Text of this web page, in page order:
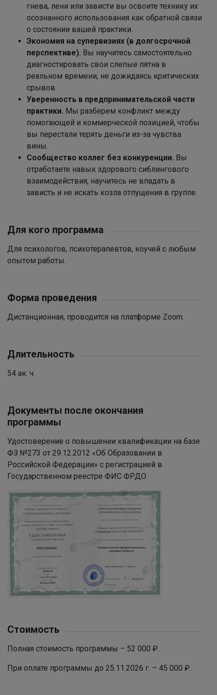
гнева, лени или зависти вы освоите технику их
осознанного использования как обратной связи
о состоянии вашей практики.
Экономия на супервизиях (в долгосрочной
перспективе). Вы научитесь самостоятельно
диагностировать свои слепые пятна в
реальном времени, не дожидаясь критических
срывов.
Уверенность в предпринимательской части
практики. Мы разберем конфликт между
помогающей и коммерческой позицией, чтобы
вы перестали терять деньги из-за чувства
вины.
Сообщество коллег без конкуренции. Вы
отработаете навык здорового сиблингового
взаимодействия, научитесь не впадать в
зависть и не искать козла отпущения в группе.
Для кого программа
Для психологов, психотерапевтов, коучей с любым
опытом работы.
Форма проведения
Дистанционная, проводится на платформе Zoom.
Длительность
54 ак. ч.
Документы после окончания
программы
Удостоверение о повышении квалификации на базе
ФЗ №273 от 29.12.2012 «Об Образовании в
Российской Федерации» с регистрацией в
Государственном реестре ФИС ФРДО.
Стоимость
Полная стоимость программы – 52 000 ₽.
При оплате программы до 25.11.2026 г. – 45 000 ₽.